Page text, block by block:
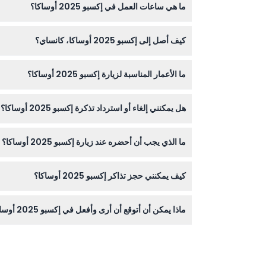
ما هي ساعات العمل في إكسبو 2025 أوساكا؟
كيف أصل إلى إكسبو 2025 أوساكا، كانساي؟
ما الأعمار المناسبة لزيارة إكسبو 2025 أوساكا؟
هل يمكنني إلغاء أو استرداد تذكرة إكسبو 2025 أوساكا؟
ما الذي يجب أن أحضره عند زيارة إكسبو 2025 أوساكا؟
كيف يمكنني حجز تذاكر إكسبو 2025 أوساكا؟
ماذا يمكن أن أتوقع أن أرى وأفعل في إكسبو 2025 أوساكا؟